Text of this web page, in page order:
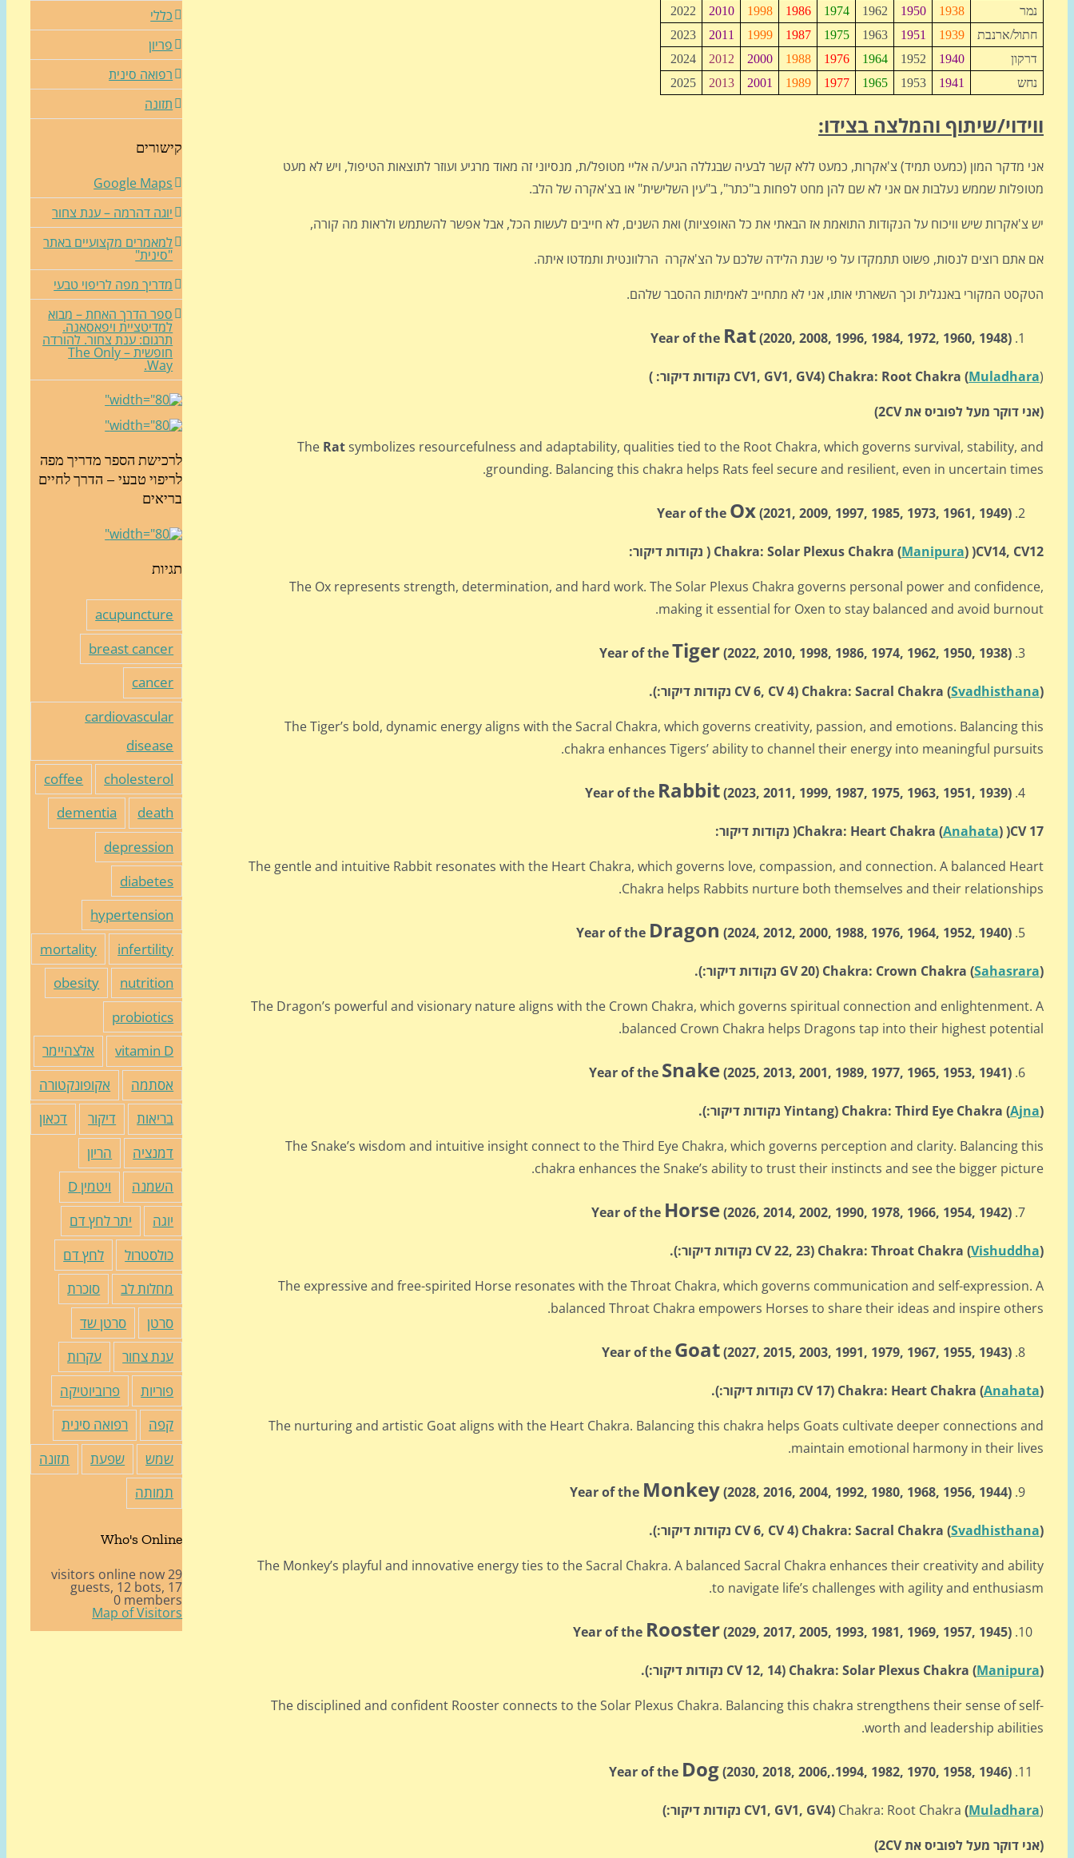
נמר
1938
1950
1962
1974
1986
1998
2010
2022
חתול/ארנבת
1939
1951
1963
1975
1987
1999
2011
2023
דרקון
1940
1952
1964
1976
1988
2000
2012
2024
נחש
1941
1953
1965
1977
1989
2001
2013
2025
ווידוי/שיתוף והמלצה בצידו:
אני מדקר המון (כמעט תמיד) צ'אקרות, כמעט ללא קשר לבעיה שבגללה הגיע/ה אליי מטופל/ת, מנסיוני זה מאוד מרגיע ועוזר לתוצאות הטיפול, ויש לא מעט
מטופלות שממש נעלבות אם אני לא שם להן מחט לפחות ב"כתר", ב"עין השלישית" או בצ'אקרה של הלב.
יש צ'אקרות שיש וויכוח על הנקודות התואמת אז הבאתי את כל האופציות) ואת השנים, לא חייבים לעשות הכל, אבל אפשר להשתמש ולראות מה קורה,
אם אתם רוצים לנסות, פשוט תתמקדו על פי שנת הלידה שלכם על הצ'אקרה הרלוונטית ותמדטו איתה.
הטקסט המקורי באנגלית וכך השארתי אותו, אני לא מתחייב לאמיתות ההסבר שלהם.
Year of the Rat(2020, 2008, 1996, 1984, 1972, 1960, 1948)
Chakra: Root Chakra (Muladhara)
(CV1, GV1, GV4 נקודות דיקור: )
(אני דוקר מעל לפוביס את2
CV
)
The Ratsymbolizes resourcefulness and adaptability, qualities tied to the Root Chakra, which governs survival, stability, and
grounding. Balancing this chakra helps Rats feel secure and resilient, even in uncertain times.
Year of the Ox(2021, 2009, 1997, 1985, 1973, 1961, 1949)
Chakra: Solar Plexus Chakra (Manipura))CV14, CV12 ( נקודות דיקור:
The Ox represents strength, determination, and hard work. The Solar Plexus Chakra governs personal power and confidence,
making it essential for Oxen to stay balanced and avoid burnout.
Year of theTiger(2022, 2010, 1998, 1986, 1974, 1962, 1950, 1938)
Chakra: Sacral Chakra (Svadhisthana)
(CV 6, CV 4 נקודות דיקור:).
The Tiger’s bold, dynamic energy aligns with the Sacral Chakra, which governs creativity, passion, and emotions. Balancing this
chakra enhances Tigers’ ability to channel their energy into meaningful pursuits.
Year of the Rabbit(2023, 2011, 1999, 1987, 1975, 1963, 1951, 1939)
Chakra: Heart Chakra (Anahata))CV 17( נקודות דיקור:
The gentle and intuitive Rabbit resonates with the Heart Chakra, which governs love, compassion, and connection. A balanced Heart
Chakra helps Rabbits nurture both themselves and their relationships.
Year of the Dragon (2024, 2012, 2000, 1988, 1976, 1964, 1952, 1940)
Chakra: Crown Chakra (Sahasrara)
(GV 20 נקודות דיקור:).
The Dragon’s powerful and visionary nature aligns with the Crown Chakra, which governs spiritual connection and enlightenment. A
balanced Crown Chakra helps Dragons tap into their highest potential.
Year of the Snake(2025, 2013, 2001, 1989, 1977, 1965, 1953, 1941)
Chakra: Third Eye Chakra (Ajna)
(Yintang נקודות דיקור:).
The Snake’s wisdom and intuitive insight connect to the Third Eye Chakra, which governs perception and clarity. Balancing this
chakra enhances the Snake’s ability to trust their instincts and see the bigger picture.
Year of the Horse(2026, 2014, 2002, 1990, 1978, 1966, 1954, 1942)
Chakra: Throat Chakra (Vishuddha)
(CV 22,23 נקודות דיקור:).
The expressive and free-spirited Horse resonates with the Throat Chakra, which governs communication and self-expression. A
balanced Throat Chakra empowers Horses to share their ideas and inspire others.
Year of the Goat(2027, 2015, 2003, 1991, 1979, 1967, 1955, 1943)
Chakra: Heart Chakra (Anahata)
(CV 17 נקודות דיקור:).
The nurturing and artistic Goat aligns with the Heart Chakra. Balancing this chakra helps Goats cultivate deeper connections and
maintain emotional harmony in their lives.
Year of the Monkey(2028, 2016, 2004, 1992, 1980, 1968, 1956, 1944)
Chakra: Sacral Chakra (Svadhisthana)
(CV 6, CV 4 נקודות דיקור:).
The Monkey’s playful and innovative energy ties to the Sacral Chakra. A balanced Sacral Chakra enhances their creativity and ability
to navigate life’s challenges with agility and enthusiasm.
Year of the Rooster(2029, 2017, 2005, 1993, 1981, 1969, 1957, 1945)
Chakra: Solar Plexus Chakra (Manipura)
(CV 12,14 נקודות דיקור:).
The disciplined and confident Rooster connects to the Solar Plexus Chakra. Balancing this chakra strengthens their sense of self-
worth and leadership abilities.
Year of the Dog(2030, 2018, 2006,.1994, 1982, 1970, 1958, 1946)
Chakra: Root Chakra (Muladhara)
(CV1, GV1, GV4 נקודות דיקור:)
(אני דוקר מעל לפוביס את2
CV
)
כללי
פריון
רפואה סינית
תזונה
קישורים
Google Maps
יוגה דהרמה – ענת צחור
למאמרים מקצועיים באתר
"סינית"
מדריך מפה לריפוי טבעי
ספר הדרך האחת – מבוא
למדיטציית ויפאסאנה.
תרגום: ענת צחור. להורדה
חופשית – The Only
Way.
לרכישת הספר מדריך מפה
לריפוי טבעי – הדרך לחיים
בריאים
תגיות
acupuncture
breast cancer
cancer
cardiovascular
disease
cholesterol
coffee
death
dementia
depression
diabetes
hypertension
infertility
mortality
nutrition
obesity
probiotics
vitamin D
אלצהיימר
אסתמה
אקופונקטורה
בריאות
דיקור
דכאון
דמנציה
הריון
השמנה
ויטמין D
יוגה
יתר לחץ דם
כולסטרול
לחץ דם
מחלות לב
סוכרת
סרטן
סרטן שד
ענת צחור
עקרות
פוריות
פרוביוטיקה
קפה
רפואה סינית
שמש
שפעת
תזונה
תמותה
Who's Online
29 visitors online now
17 guests,
12 bots,
0 members
Map of Visitors